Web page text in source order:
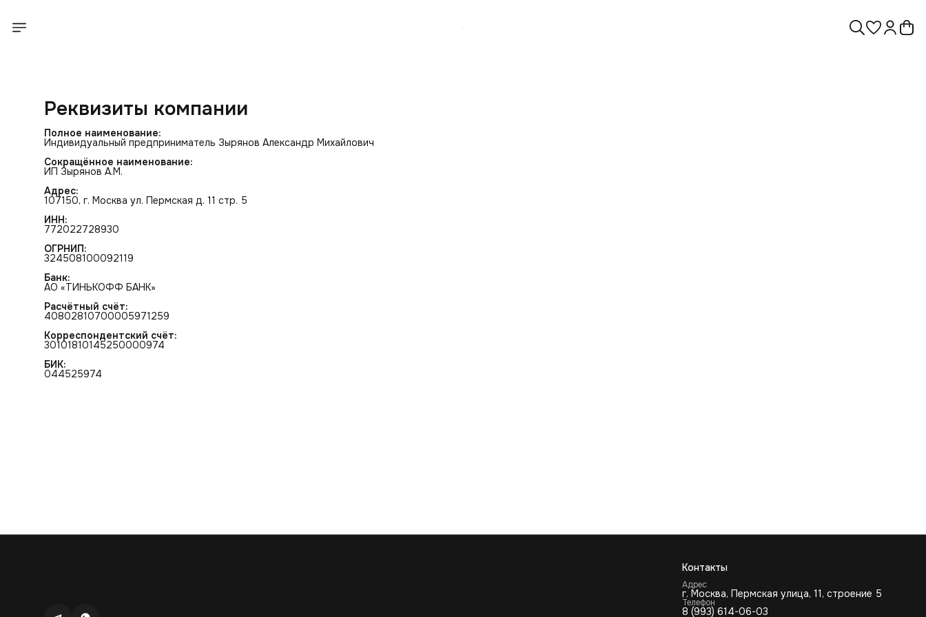
Реквизиты компании
Полное наименование:
Индивидуальный предприниматель Зырянов Александр Михайлович
Сокращённое наименование:
ИП Зырянов А.М.
Адрес:
107150, г. Москва ул. Пермская д. 11 стр. 5
ИНН:
772022728930
ОГРНИП:
324508100092119
Банк:
АО «ТИНЬКОФФ БАНК»
Расчётный счёт:
40802810700005971259
Корреспондентский счёт:
30101810145250000974
БИК:
044525974
Контакты
Адрес
г. Москва, Пермская улица, 11, строение 5
Телефон
8 (993) 614-06-03